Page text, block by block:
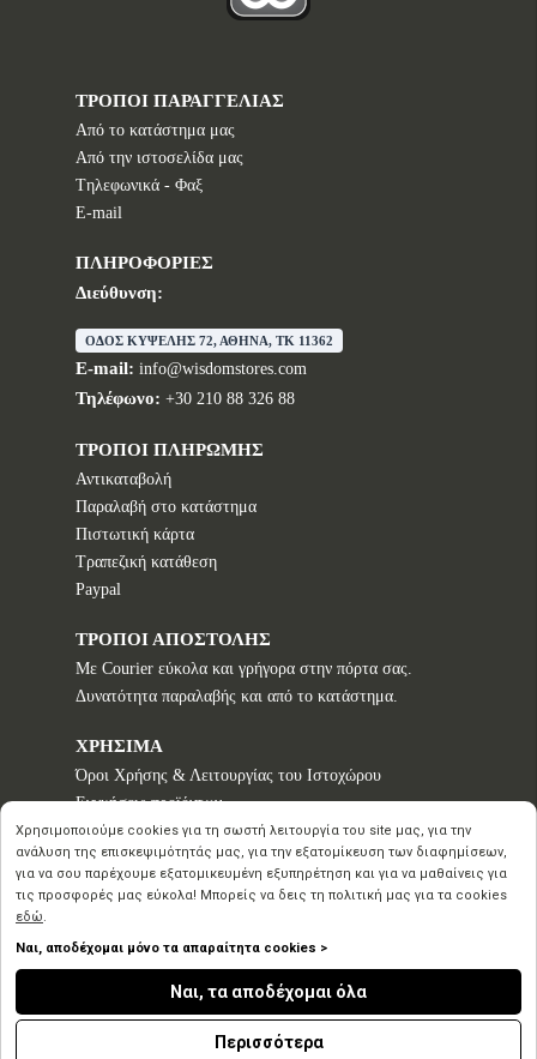
ΤΡΟΠΟΙ ΠΑΡΑΓΓΕΛΙΑΣ
Από το κατάστημα μας
Από την ιστοσελίδα μας
Tηλεφωνικά - Φαξ
E-mail
ΠΛΗΡΟΦΟΡΙΕΣ
Διεύθυνση:
ΟΔΟΣ ΚΥΨΕΛΗΣ 72, ΑΘΗΝΑ, TK 11362
E-mail: info@wisdomstores.com
Τηλέφωνο: +30 210 88 326 88
ΤΡΟΠΟΙ ΠΛΗΡΩΜΗΣ
Αντικαταβολή
Παραλαβή στο κατάστημα
Πιστωτική κάρτα
Τραπεζική κατάθεση
Paypal
ΤΡΟΠΟΙ ΑΠΟΣΤΟΛΗΣ
Με Courier εύκολα και γρήγορα στην πόρτα σας.
Δυνατότητα παραλαβής και από το κατάστημα.
ΧΡΗΣΙΜΑ
Όροι Χρήσης & Λειτουργίας του Ιστοχώρου
Εγγυήσεις προϊόντων
Τρόποι παραγγελίας
Πολιτική επιστροφών - Δικαίωμα Υπαναχώρησης
Προστασία Προσωπικών Δεδομένων
Copyright © 2020 2026
Inspirational Creationby Advisable
by Ecommercen
Χρησιμοποιούμε cookies για τη σωστή λειτουργία του site μας, για την
ανάλυση της επισκεψιμότητάς μας, για την εξατομίκευση των διαφημίσεων,
για να σου παρέχουμε εξατομικευμένη εξυπηρέτηση και για να μαθαίνεις για
τις προσφορές μας εύκολα! Μπορείς να δεις τη πολιτική μας για τα cookies
εδώ.
Ναι, αποδέχομαι μόνο τα απαραίτητα cookies >
Ναι, τα αποδέχομαι όλα
Περισσότερα